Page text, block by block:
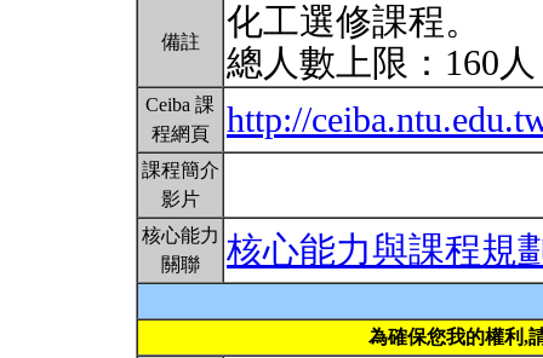
備註
化工選修課程。
總人數上限：160
Ceiba 課
程網頁
http://
課程簡介
影片
核心能力
關聯
核心能力與課程規
為確保您我的權利,